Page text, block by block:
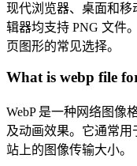
现代浏览器、桌面和
辑器均支持 PNG 文件
页图形的常见选择。
What is webp file
WebP 是一种网络图像
及动画效果。它通常用
站上的图像传输大小。